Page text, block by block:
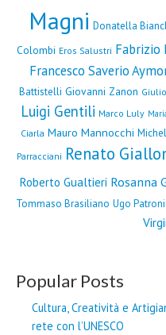
Magni Donatella
Colombi Eros Salustri Fabrizio
Francesco Saverio
Battistelli Giovanni Zanon
Luigi Gentili Marco Luly
Ciarla Mauro Mannocchi
Parracciani Renato
Roberto Gualtieri Rosanna
Tommaso Brasiliano Ugo
Popular Posts
Cultura, Creatività e
rete con l’UNESCO